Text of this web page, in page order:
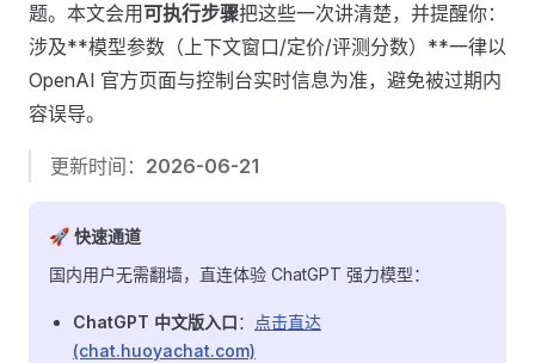
题。本文会用 可执行步骤把这些一次讲清楚，并提醒你：
涉及**模型参数（上下文窗口/定价/评测分数）**一律以
OpenAI 官方页面与控制台实时信息为准，避免被过期内
容误导。
更新时间： 2026-06-21
🚀 快速通道
国内用户无需翻墙，直连体验 ChatGPT 强力模型：
ChatGPT 中文版入口：
点击直达
(chat.huoyachat.com)